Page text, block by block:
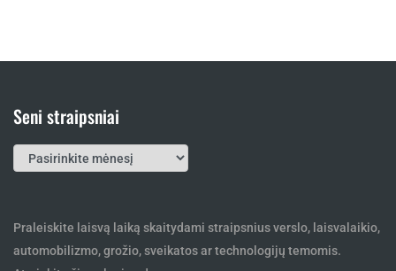
Seni straipsniai
Seni
straipsniai
Praleiskite laisvą laiką skaitydami straipsnius verslo, laisvalaikio,
automobilizmo, grožio, sveikatos ar technologijų temomis.